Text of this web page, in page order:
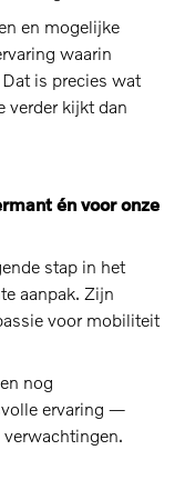
en mogelijke
waarin
is precies wat
verder kijkt dan
én voor onze
stap in het
aanpak. Zijn
voor mobiliteit
nog
ervaring —